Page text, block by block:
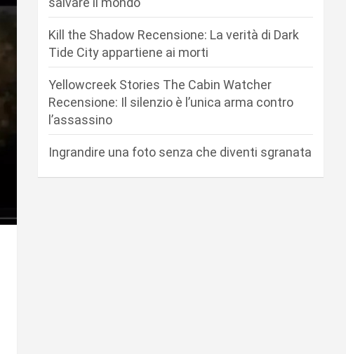
Kill the Shadow Recensione: La verità di Dark
Tide City appartiene ai morti
Yellowcreek Stories The Cabin Watcher
Recensione: Il silenzio è l’unica arma contro
l’assassino
Ingrandire una foto senza che diventi sgranata